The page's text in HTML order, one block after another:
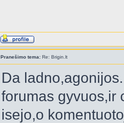
Pranešimo tema: Re: Brigin.lt
Da
forumas gyvuos,ir
isejo,o